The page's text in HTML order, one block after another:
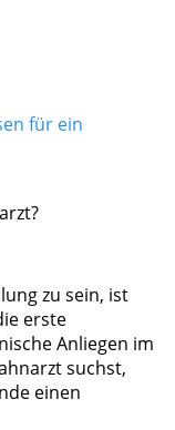
für ein
zu sein, ist
erste
Anliegen im
suchst,
einen